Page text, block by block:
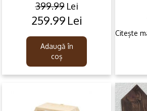
399.99 Lei
Original
was:
399.99lei.
259.99 Lei
Current
is:
259.99lei.
Adaugă în
coș
Citește